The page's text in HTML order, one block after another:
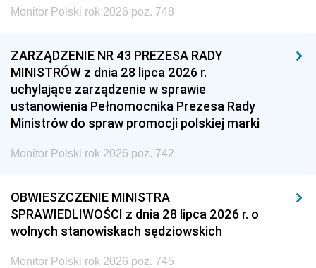
Monitor Polski rok 2026 poz. 748
ZARZĄDZENIE NR 43 PREZESA RADY
MINISTRÓW z dnia 28 lipca 2026 r.
uchylające zarządzenie w sprawie
ustanowienia Pełnomocnika Prezesa Rady
Ministrów do spraw promocji polskiej marki
Monitor Polski rok 2026 poz. 742
OBWIESZCZENIE MINISTRA
SPRAWIEDLIWOŚCI z dnia 28 lipca 2026 r. o
wolnych stanowiskach sędziowskich
Monitor Polski rok 2026 poz. 745